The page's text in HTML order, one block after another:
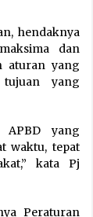
hendaknya
dan
aturan yang
yang
APBD yang
waktu, tepat
kata Pj
Peraturan